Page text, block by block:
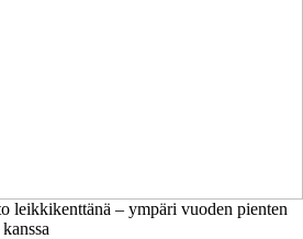
leikkikenttänä – ympäri vuoden pienten